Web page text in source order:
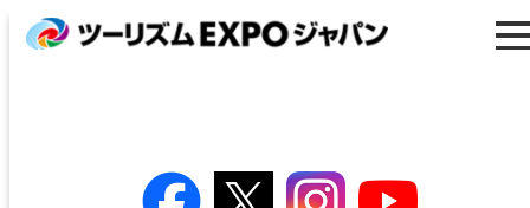
プログラム
来場者・バイヤー登録